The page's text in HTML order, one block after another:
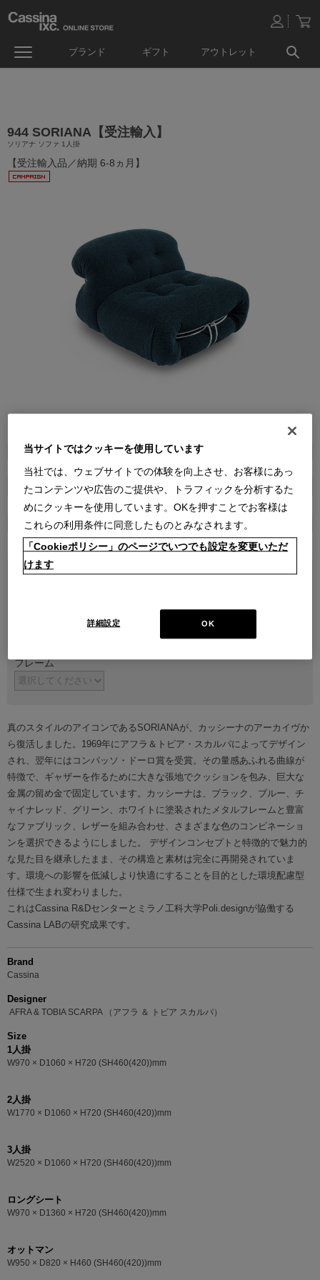
ブランド ギフト アウトレット
944 SORIANA【受注輸入】
ソリアナ ソファ 1人掛
【受注輸入品／納期 6-8ヵ月】
商品属性
家具
販売価格
￥1,419,000～ ￥2,376,000 (通常価格 ￥1,419,000～￥2,376,000)
在庫
受注輸入
フレーム
真のスタイルのアイコンであるSORIANAが、カッシーナのアーカイヴか
ら復活しました。1969年にアフラ＆トビア・スカルパによってデザイン
され、翌年にはコンパッソ・ドーロ賞を受賞。その量感あふれる曲線が
特徴で、ギャザーを作るために大きな張地でクッションを包み、巨大な
金属の留め金で固定しています。カッシーナは、ブラック、ブルー、チ
ャイナレッド、グリーン、ホワイトに塗装されたメタルフレームと豊富
なファブリック、レザーを組み合わせ、さまざまな色のコンビネーショ
ンを選択できるようにしました。 デザインコンセプトと特徴的で魅力的
な見た目を継承したまま、その構造と素材は完全に再開発されていま
す。環境への影響を低減しより快適にすることを目的とした環境配慮型
仕様で生まれ変わりました。
これはCassina R&Dセンターとミラノ工科大学Poli.designが協働する
Cassina LABの研究成果です。
Brand
Cassina
Designer
AFRA & TOBIA SCARPA （アフラ ＆ トビア スカルパ）
Size
1人掛
W970 × D1060 × H720 (SH460(420))mm
2人掛
W1770 × D1060 × H720 (SH460(420))mm
3人掛
W2520 × D1060 × H720 (SH460(420))mm
ロングシート
W970 × D1360 × H720 (SH460(420))mm
オットマン
W950 × D820 × H460 (SH460(420))mm
当サイトではクッキーを使用しています
当社では、ウェブサイトでの体験を向上させ、お客様にあっ
たコンテンツや広告のご提供や、トラフィックを分析するた
めにクッキーを使用しています。OKを押すことでお客様は
これらの利用条件に同意したものとみなされます。
「Cookieポリシー」のページでいつでも設定を変更いただ
けます
OK
詳細設定